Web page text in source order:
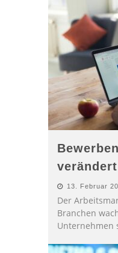
13. Februar
Der
Branchen
Unternehmen